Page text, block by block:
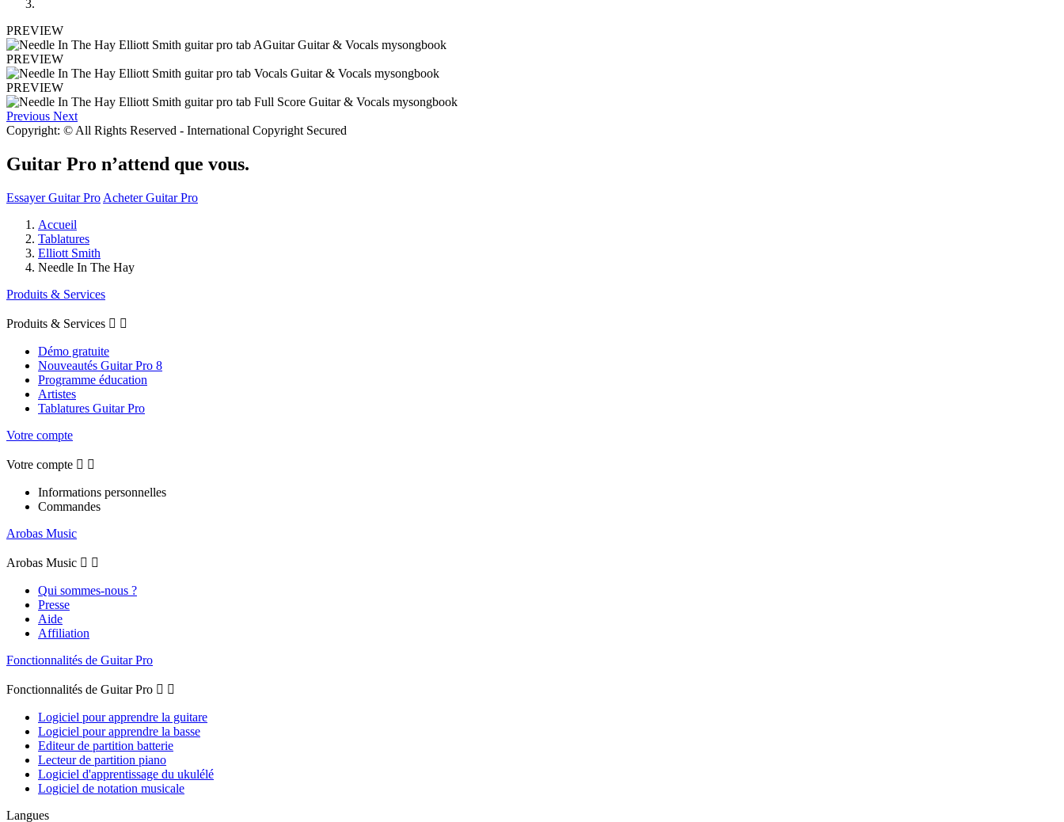
PREVIEW
PREVIEW
PREVIEW
Previous Next
Copyright: © All Rights Reserved - International Copyright Secured
Guitar Pro n’attend que vous.
Essayer Guitar Pro Acheter Guitar Pro
Accueil
Tablatures
Elliott Smith
Needle In The Hay
Produits & Services
Produits & Services  
Démo gratuite
Nouveautés Guitar Pro 8
Programme éducation
Artistes
Tablatures Guitar Pro
Votre compte
Votre compte  
Informations personnelles
Commandes
Arobas Music
Arobas Music  
Qui sommes-nous ?
Presse
Aide
Affiliation
Fonctionnalités de Guitar Pro
Fonctionnalités de Guitar Pro  
Logiciel pour apprendre la guitare
Logiciel pour apprendre la basse
Editeur de partition batterie
Lecteur de partition piano
Logiciel d'apprentissage du ukulélé
Logiciel de notation musicale
Langues